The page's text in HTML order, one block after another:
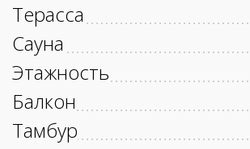
Терасса
Сауна
Этажность
Балкон
Тамбур